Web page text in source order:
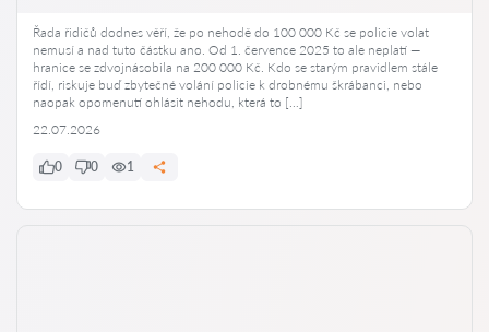
Řada řidičů dodnes věří, že po nehodě do 100 000 Kč se policie volat
nemusí a nad tuto částku ano. Od 1. července 2025 to ale neplatí —
hranice se zdvojnásobila na 200 000 Kč. Kdo se starým pravidlem stále
řídí, riskuje buď zbytečné volání policie k drobnému škrábanci, nebo
naopak opomenutí ohlásit nehodu, která to […]
22.07.2026
0 0 1